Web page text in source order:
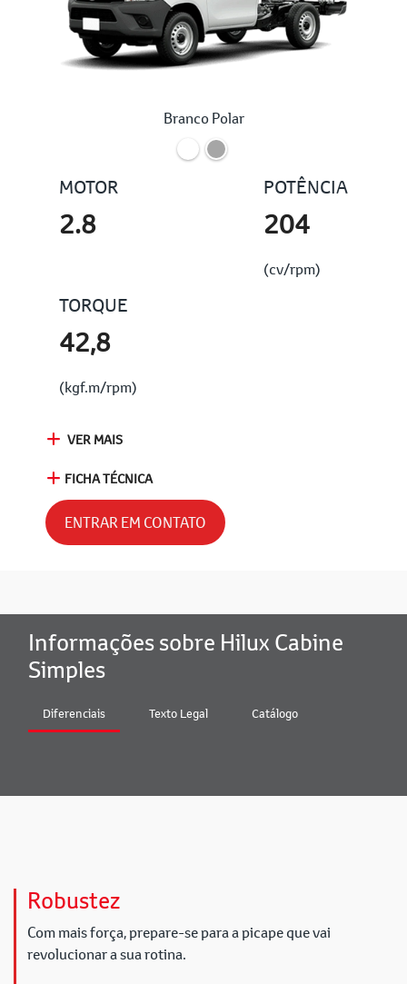
Branco Polar
MOTOR
2.8
POTÊNCIA
204
(cv/rpm)
TORQUE
42,8
(kgf.m/rpm)
VER MAIS
FICHA TÉCNICA
ENTRAR EM CONTATO
Informações sobre Hilux Cabine
Simples
Diferenciais Texto Legal Catálogo
Robustez
Com mais força, prepare-se para a picape que vai
revolucionar a sua rotina.